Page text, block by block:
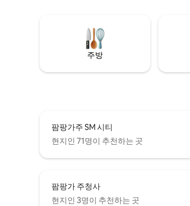
락 국제공항(CGC)까지 15분 • NLEX 안젤레
스 출구 근처 • 주차 • 보안 • 셀프 체크인
주방
팜팡가주 SM 시티
현지인 71명이 추천하는 곳
팜팡가 주청사
현지인 3명이 추천하는 곳